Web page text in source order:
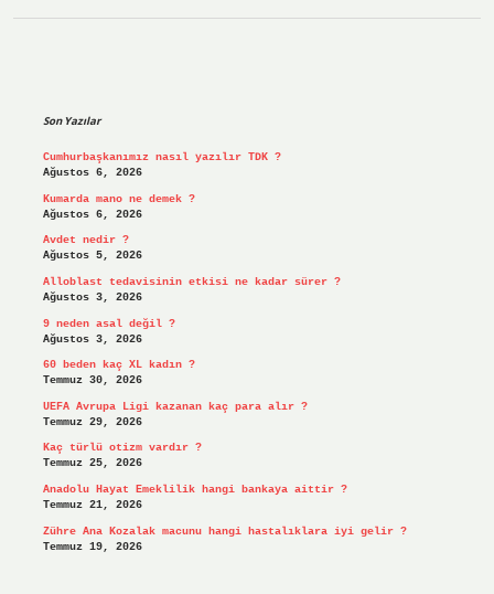
Son Yazılar
Cumhurbaşkanımız nasıl yazılır TDK ?
Ağustos 6, 2026
Kumarda mano ne demek ?
Ağustos 6, 2026
Avdet nedir ?
Ağustos 5, 2026
Alloblast tedavisinin etkisi ne kadar sürer ?
Ağustos 3, 2026
9 neden asal değil ?
Ağustos 3, 2026
60 beden kaç XL kadın ?
Temmuz 30, 2026
UEFA Avrupa Ligi kazanan kaç para alır ?
Temmuz 29, 2026
Kaç türlü otizm vardır ?
Temmuz 25, 2026
Anadolu Hayat Emeklilik hangi bankaya aittir ?
Temmuz 21, 2026
Zühre Ana Kozalak macunu hangi hastalıklara iyi gelir ?
Temmuz 19, 2026